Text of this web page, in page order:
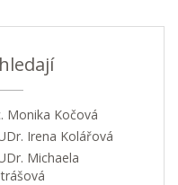
Monika Kočová
Irena Kolářová
Michaela